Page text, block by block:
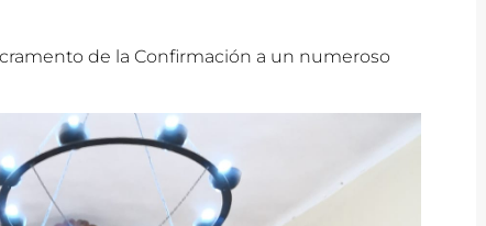
de la Confirmación a un numeroso